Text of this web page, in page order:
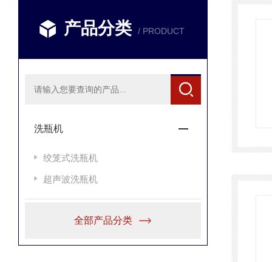
产品分类 / PRODUCT
洗瓶机
绞笼式洗瓶机
超声波洗瓶机
全部产品分类